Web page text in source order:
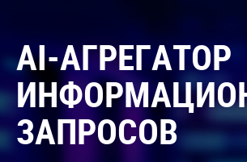
AI-АГРЕГАТОР
ЗАПРОСОВ